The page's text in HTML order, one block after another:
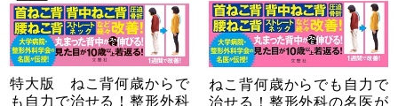
特大版 ねこ背何歳からで
も自力で治せる！整形外科
ねこ背何歳からでも自力で
治せる！整形外科の名医が